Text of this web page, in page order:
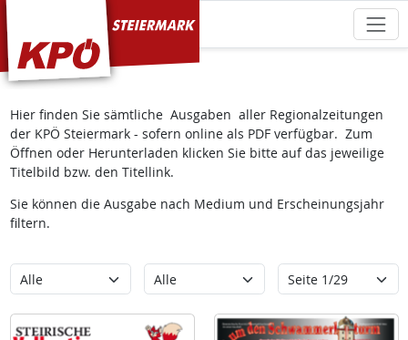
KPÖ Steiermark
Hier finden Sie sämtliche Ausgaben aller Regionalzeitungen
der KPÖ Steiermark - sofern online als PDF verfügbar. Zum
Öffnen oder Herunterladen klicken Sie bitte auf das jeweilige
Titelbild bzw. den Titellink.
Sie können die Ausgabe nach Medium und Erscheinungsjahr
filtern.
Kategorie Erscheinungsjahr Seite